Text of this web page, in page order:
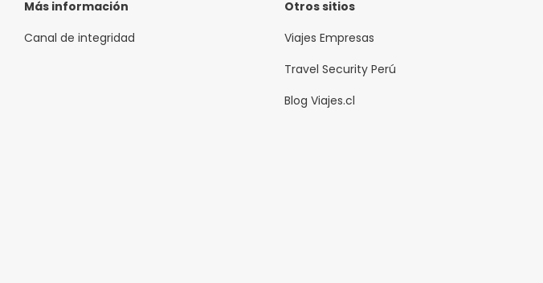
Más información
Canal de integridad
Otros sitios
Viajes Empresas
Travel Security Perú
Blog Viajes.cl